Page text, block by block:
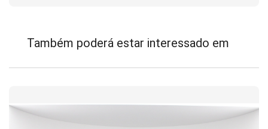
Também poderá estar interessado em